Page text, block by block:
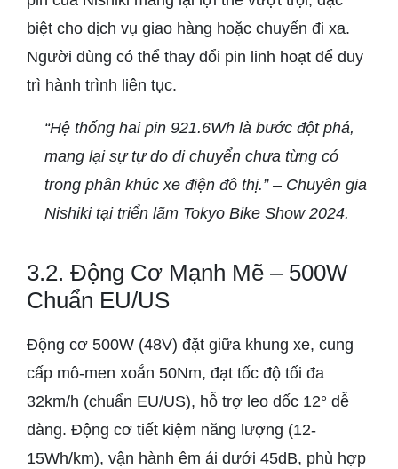
biệt cho dịch vụ giao hàng hoặc chuyến đi xa.
Người dùng có thể thay đổi pin linh hoạt để duy
trì hành trình liên tục.
“Hệ thống hai pin 921.6Wh là bước đột phá,
mang lại sự tự do di chuyển chưa từng có
trong phân khúc xe điện đô thị.” – Chuyên gia
Nishiki tại triển lãm Tokyo Bike Show 2024.
3.2. Động Cơ Mạnh Mẽ – 500W
Chuẩn EU/US
Động cơ 500W (48V) đặt giữa khung xe, cung
cấp mô-men xoắn 50Nm, đạt tốc độ tối đa
32km/h (chuẩn EU/US), hỗ trợ leo dốc 12° dễ
dàng. Động cơ tiết kiệm năng lượng (12-
15Wh/km), vận hành êm ái dưới 45dB, phù hợp